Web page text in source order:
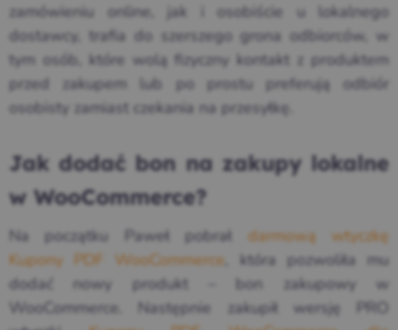
zamówieniu online, jak i osobiście u lokalnego
dostawcy, trafia do szerszego grona odbiorców, w
tym osób, które wolą fizyczny kontakt z produktem
przed zakupem
lub po prostu preferują odbiór
osobisty zamiast czekania na przesyłkę.
Jak dodać bon na zakupy lokalne
w WooCommerce?
Na początku Paweł pobrał darmową wtyczkę
Kupony PDF WooCommerce , która pozwoliła mu
dodać nowy produkt – bon zakupowy w
WooCommerce. Następnie zakupił wersję PRO